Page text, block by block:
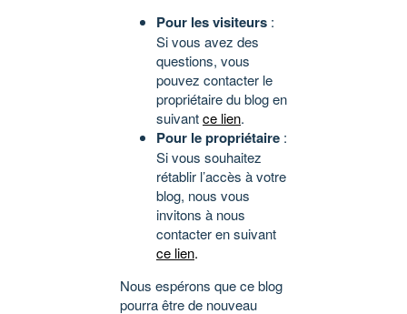
Pour les visiteurs :
Si vous avez des
questions, vous
pouvez contacter le
propriétaire du blog en
suivantce lien.
Pour le propriétaire :
Si vous souhaitez
rétablir l’accès à votre
blog, nous vous
invitons à nous
contacter en suivant
ce lien.
Nous espérons que ce blog
pourra être de nouveau